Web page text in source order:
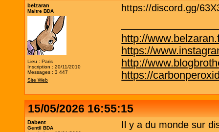
belzaran
Maitre BDA
Lieu : Paris
Inscription : 20/11/2010
Messages : 3 447
Site Web
https://discord.gg/
http://
https://
http://
https://
15/05/2026 16:55:15
Dabent
Gentil BDA
Il y a du monde sur